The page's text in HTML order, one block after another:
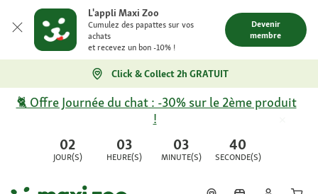
L'appli Maxi Zoo
Cumulez des papattes sur vos
achats
et recevez un bon -10% !
Devenir
membre
Click & Collect 2h GRATUIT
02
JOUR(S)
03
HEURE(S)
03
MINUTE(S)
40
SECONDE(S)
🐈 Offre Journée du chat : -30% sur le 2ème produit
!